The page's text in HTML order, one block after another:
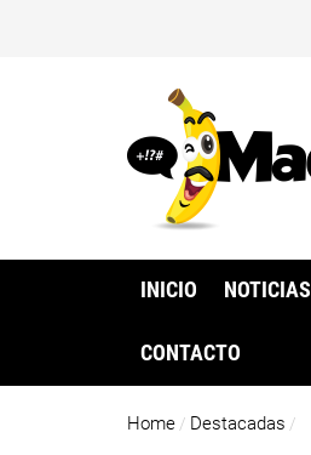
INICIO NOTICIAS
CONTACTO
Home / Destacadas /